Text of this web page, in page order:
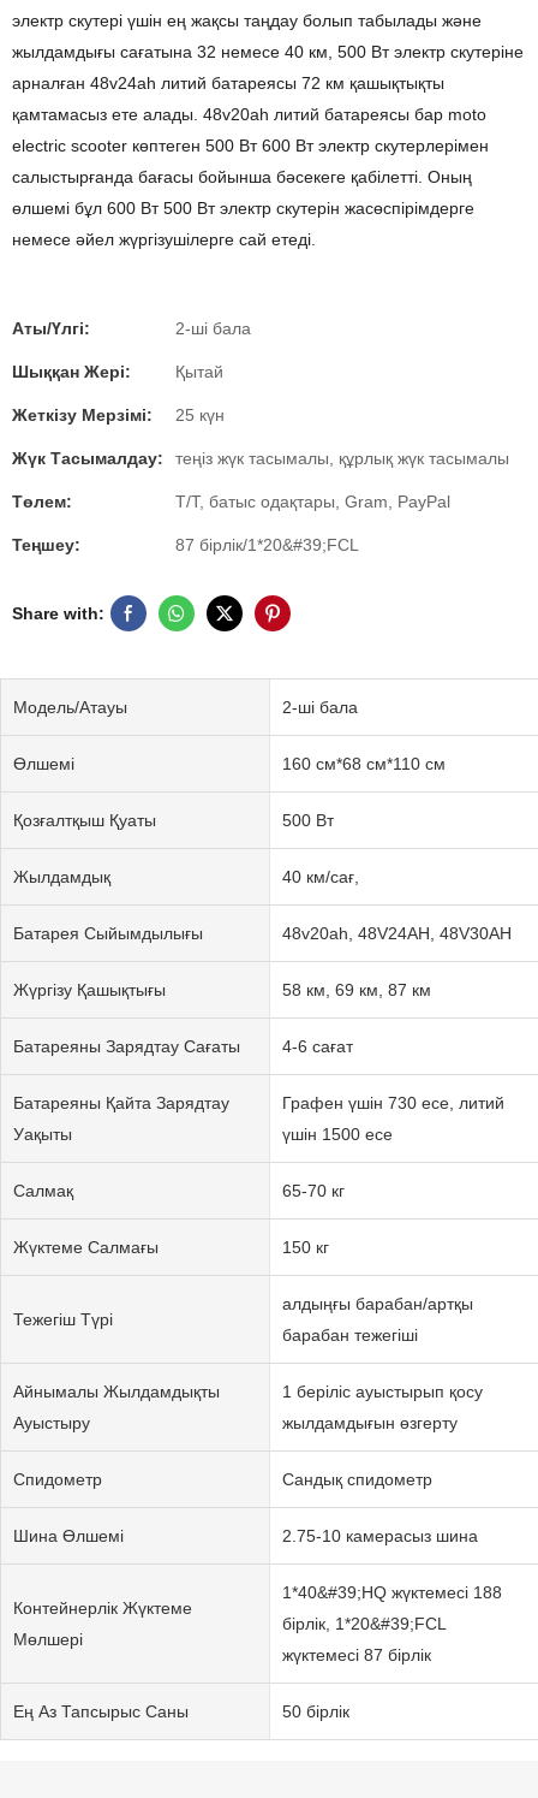
электр скутері үшін ең жақсы таңдау болып табылады және
жылдамдығы сағатына 32 немесе 40 км, 500 Вт электр скутеріне
арналған 48v24ah литий батареясы 72 км қашықтықты
қамтамасыз ете алады. 48v20ah литий батареясы бар moto
electric scooter көптеген 500 Вт 600 Вт электр скутерлерімен
салыстырғанда бағасы бойынша бәсекеге қабілетті. Оның
өлшемі бұл 600 Вт 500 Вт электр скутерін жасөспірімдерге
немесе әйел жүргізушілерге сай етеді.
Аты/Үлгі: 2-ші бала
Шыққан Жері: Қытай
Жеткізу Мерзімі: 25 күн
Жүк Тасымалдау: теңіз жүк тасымалы, құрлық жүк тасымалы
Төлем: T/T, батыс одақтары, Gram, PayPal
Теңшеу: 87 бірлік/1*20&#39;FCL
Share with:
Модель/Атауы 2-ші бала
Өлшемі 160 см*68 см*110 см
Қозғалтқыш Қуаты 500 Вт
Жылдамдық 40 км/сағ,
Батарея Сыйымдылығы 48v20ah, 48V24AH, 48V30AH
Жүргізу Қашықтығы 58 км, 69 км, 87 км
Батареяны Зарядтау Сағаты 4-6 сағат
Батареяны Қайта Зарядтау
Уақыты
Графен үшін 730 есе, литий
үшін 1500 есе
Салмақ 65-70 кг
Жүктеме Салмағы 150 кг
Тежегіш Түрі
алдыңғы барабан/артқы
барабан тежегіші
Айнымалы Жылдамдықты
Ауыстыру
1 беріліс ауыстырып қосу
жылдамдығын өзгерту
Спидометр Сандық спидометр
Шина Өлшемі 2.75-10 камерасыз шина
Контейнерлік Жүктеме
Мөлшері
1*40&#39;HQ жүктемесі 188
бірлік, 1*20&#39;FCL
жүктемесі 87 бірлік
Ең Аз Тапсырыс Саны 50 бірлік